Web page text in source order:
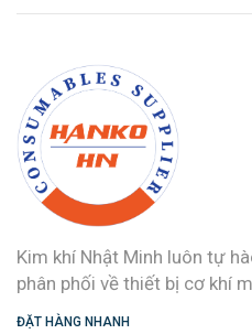
Kim khí Nhật Minh luôn tự
phân phối về thiết bị cơ khí
ĐẶT HÀNG NHANH